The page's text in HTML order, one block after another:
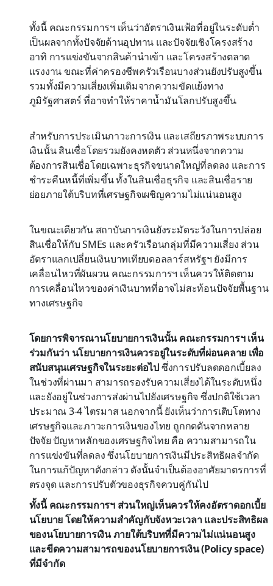
ทั้งนี้ คณะกรรมการฯ เห็นว่าอัตราเงินเฟ้อที่อยู่ในระดับต่ำ
เป็นผลจากทั้งปัจจัยด้านอุปทาน และปัจจัยเชิงโครงสร้าง
อาทิ การแข่งขันจากสินค้านำเข้า และโครงสร้างตลาด
แรงงาน ขณะที่ค่าครองชีพครัวเรือนบางส่วนยังปรับสูงขึ้น
รวมทั้งมีความเสี่ยงเพิ่มเติมจากความขัดแย้งทาง
ภูมิรัฐศาสตร์ ที่อาจทำให้ราคาน้ำมันโลกปรับสูงขึ้น
สำหรับการประเมินภาวะการเงิน และเสถียรภาพระบบการ
เงินนั้น สินเชื่อโดยรวมยังคงหดตัว ส่วนหนึ่งจากความ
ต้องการสินเชื่อโดยเฉพาะธุรกิจขนาดใหญ่ที่ลดลง และการ
ชำระคืนหนี้ที่เพิ่มขึ้น ทั้งในสินเชื่อธุรกิจ และสินเชื่อราย
ย่อยภายใต้บริบทที่เศรษฐกิจเผชิญความไม่แน่นอนสูง
ในขณะเดียวกัน สถาบันการเงินยังระมัดระวังในการปล่อย
สินเชื่อให้กับ SMEs และครัวเรือนกลุ่มที่มีความเสี่ยง ส่วน
อัตราแลกเปลี่ยนเงินบาทเทียบดอลลาร์สหรัฐฯ ยังมีการ
เคลื่อนไหวที่ผันผวน คณะกรรมการฯ เห็นควรให้ติดตาม
การเคลื่อนไหวของค่าเงินบาทที่อาจไม่สะท้อนปัจจัยพื้นฐาน
ทางเศรษฐกิจ
โดยการพิจารณานโยบายการเงินนั้น คณะกรรมการฯ เห็น
ร่วมกันว่า นโยบายการเงินควรอยู่ในระดับที่ผ่อนคลาย เพื่อ
สนับสนุนเศรษฐกิจในระยะต่อไปซึ่งการปรับลดดอกเบี้ยลง
ในช่วงที่ผ่านมา สามารถรองรับความเสี่ยงได้ในระดับหนึ่ง
และยังอยู่ในช่วงการส่งผ่านไปยังเศรษฐกิจ ซึ่งปกติใช้เวลา
ประมาณ 3-4 ไตรมาส นอกจากนี้ ยังเห็นว่าการเติบโตทาง
เศรษฐกิจและภาวะการเงินของไทย ถูกกดดันจากหลาย
ปัจจัย ปัญหาหลักของเศรษฐกิจไทย คือ ความสามารถใน
การแข่งขันที่ลดลง ซึ่งนโยบายการเงินมีประสิทธิผลจำกัด
ในการแก้ปัญหาดังกล่าว ดังนั้นจำเป็นต้องอาศัยมาตรการที่
ตรงจุด และการปรับตัวของธุรกิจควบคู่กันไป
ทั้งนี้ คณะกรรมการฯ ส่วนใหญ่เห็นควรให้คงอัตราดอกเบี้ย
นโยบาย โดยให้ความสำคัญกับจังหวะเวลา และประสิทธิผล
ของนโยบายการเงิน ภายใต้บริบทที่มีความไม่แน่นอนสูง
และขีดความสามารถของนโยบายการเงิน (Policy space)
ที่มีจำกัด